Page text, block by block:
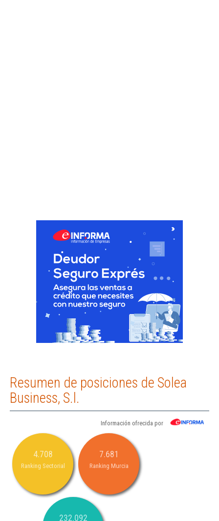
Resumen de posiciones de Solea
Business, S.l.
Información ofrecida por
4.708
Ranking Sectorial
7.681
Ranking Murcia
232.092